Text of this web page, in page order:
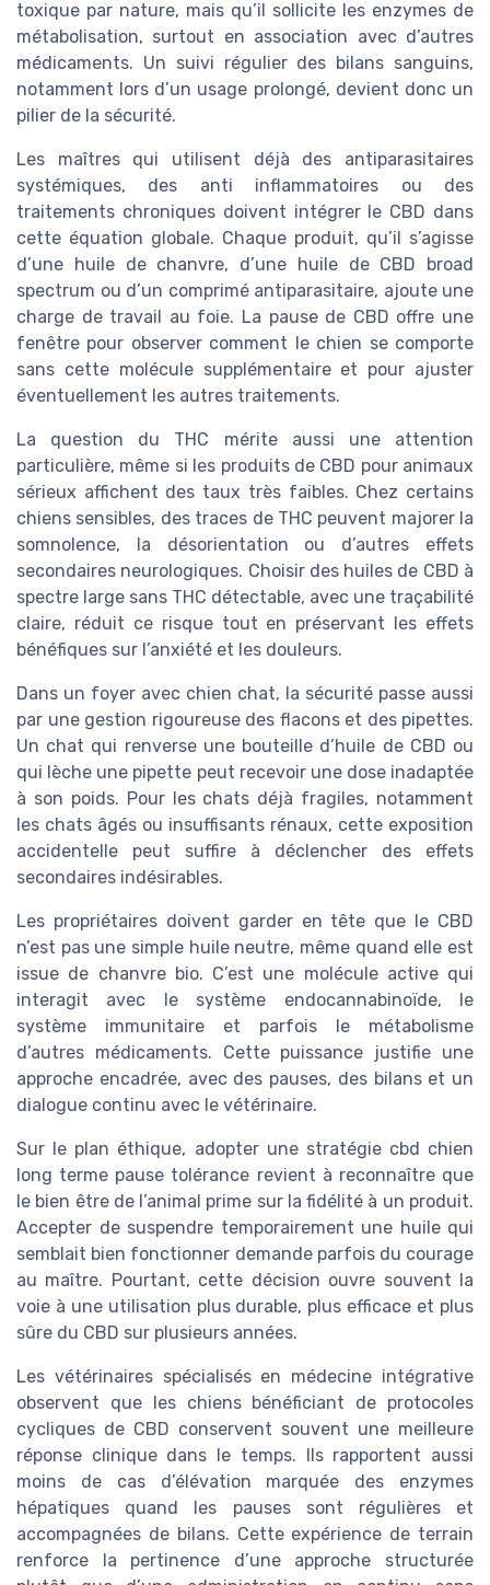
toxique par nature, mais qu’il sollicite les enzymes de
métabolisation, surtout en association avec d’autres
médicaments. Un suivi régulier des bilans sanguins,
notamment lors d’un usage prolongé, devient donc un
pilier de la sécurité.
Les maîtres qui utilisent déjà des antiparasitaires
systémiques, des anti inflammatoires ou des
traitements chroniques doivent intégrer le CBD dans
cette équation globale. Chaque produit, qu’il s’agisse
d’une huile de chanvre, d’une huile de CBD broad
spectrum ou d’un comprimé antiparasitaire, ajoute une
charge de travail au foie. La pause de CBD offre une
fenêtre pour observer comment le chien se comporte
sans cette molécule supplémentaire et pour ajuster
éventuellement les autres traitements.
La question du THC mérite aussi une attention
particulière, même si les produits de CBD pour animaux
sérieux affichent des taux très faibles. Chez certains
chiens sensibles, des traces de THC peuvent majorer la
somnolence, la désorientation ou d’autres effets
secondaires neurologiques. Choisir des huiles de CBD à
spectre large sans THC détectable, avec une traçabilité
claire, réduit ce risque tout en préservant les effets
bénéfiques sur l’anxiété et les douleurs.
Dans un foyer avec chien chat, la sécurité passe aussi
par une gestion rigoureuse des flacons et des pipettes.
Un chat qui renverse une bouteille d’huile de CBD ou
qui lèche une pipette peut recevoir une dose inadaptée
à son poids. Pour les chats déjà fragiles, notamment
les chats âgés ou insuffisants rénaux, cette exposition
accidentelle peut suffire à déclencher des effets
secondaires indésirables.
Les propriétaires doivent garder en tête que le CBD
n’est pas une simple huile neutre, même quand elle est
issue de chanvre bio. C’est une molécule active qui
interagit avec le système endocannabinoïde, le
système immunitaire et parfois le métabolisme
d’autres médicaments. Cette puissance justifie une
approche encadrée, avec des pauses, des bilans et un
dialogue continu avec le vétérinaire.
Sur le plan éthique, adopter une stratégie cbd chien
long terme pause tolérance revient à reconnaître que
le bien être de l’animal prime sur la fidélité à un produit.
Accepter de suspendre temporairement une huile qui
semblait bien fonctionner demande parfois du courage
au maître. Pourtant, cette décision ouvre souvent la
voie à une utilisation plus durable, plus efficace et plus
sûre du CBD sur plusieurs années.
Les vétérinaires spécialisés en médecine intégrative
observent que les chiens bénéficiant de protocoles
cycliques de CBD conservent souvent une meilleure
réponse clinique dans le temps. Ils rapportent aussi
moins de cas d’élévation marquée des enzymes
hépatiques quand les pauses sont régulières et
accompagnées de bilans. Cette expérience de terrain
renforce la pertinence d’une approche structurée